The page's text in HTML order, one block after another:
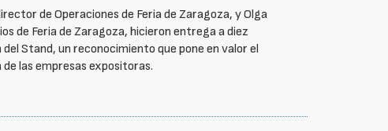
de Operaciones de Feria de Zaragoza, y Olga
de Feria de Zaragoza, hicieron entrega a diez
Stand, un reconocimiento que pone en valor el
las empresas expositoras.